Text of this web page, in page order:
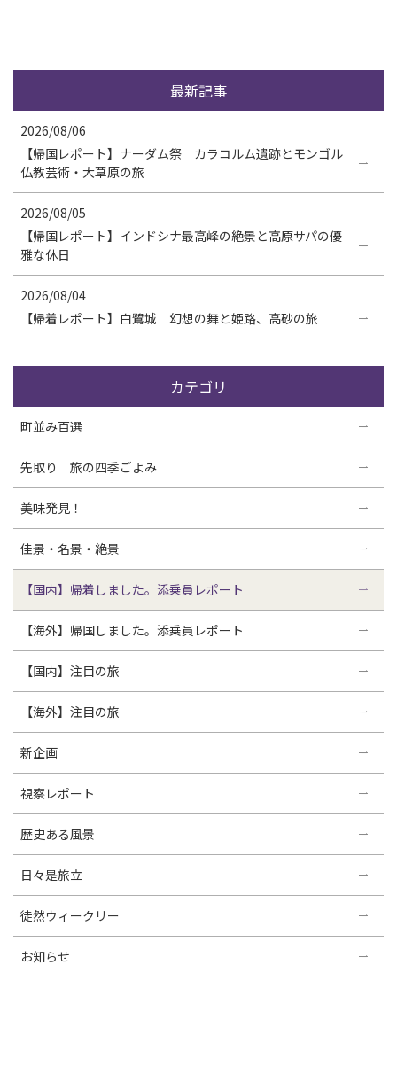
最新記事
2026/08/06
【帰国レポート】ナーダム祭 カラコルム遺跡とモンゴル
仏教芸術・大草原の旅
2026/08/05
【帰国レポート】インドシナ最高峰の絶景と高原サパの優
雅な休日
2026/08/04
【帰着レポート】白鷺城 幻想の舞と姫路、高砂の旅
カテゴリ
町並み百選
先取り 旅の四季ごよみ
美味発見！
佳景・名景・絶景
【国内】帰着しました。添乗員レポート
【海外】帰国しました。添乗員レポート
【国内】注目の旅
【海外】注目の旅
新企画
視察レポート
歴史ある風景
日々是旅立
徒然ウィークリー
お知らせ